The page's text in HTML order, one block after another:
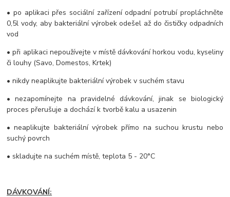
• po aplikaci přes sociální zařízení odpadní potrubí propláchněte
0,5l vody, aby bakteriální výrobek odešel až do čističky odpadních
vod
• při aplikaci nepoužívejte v místě dávkování horkou vodu, kyseliny
či louhy (Savo, Domestos, Krtek)
• nikdy neaplikujte bakteriální výrobek v suchém stavu
• nezapomínejte na pravidelné dávkování, jinak se biologický
proces přerušuje a dochází k tvorbě kalu a usazenin
• neaplikujte bakteriální výrobek přímo na suchou krustu nebo
suchý povrch
• skladujte na suchém místě, teplota 5 - 20°C
DÁVKOVÁNÍ: